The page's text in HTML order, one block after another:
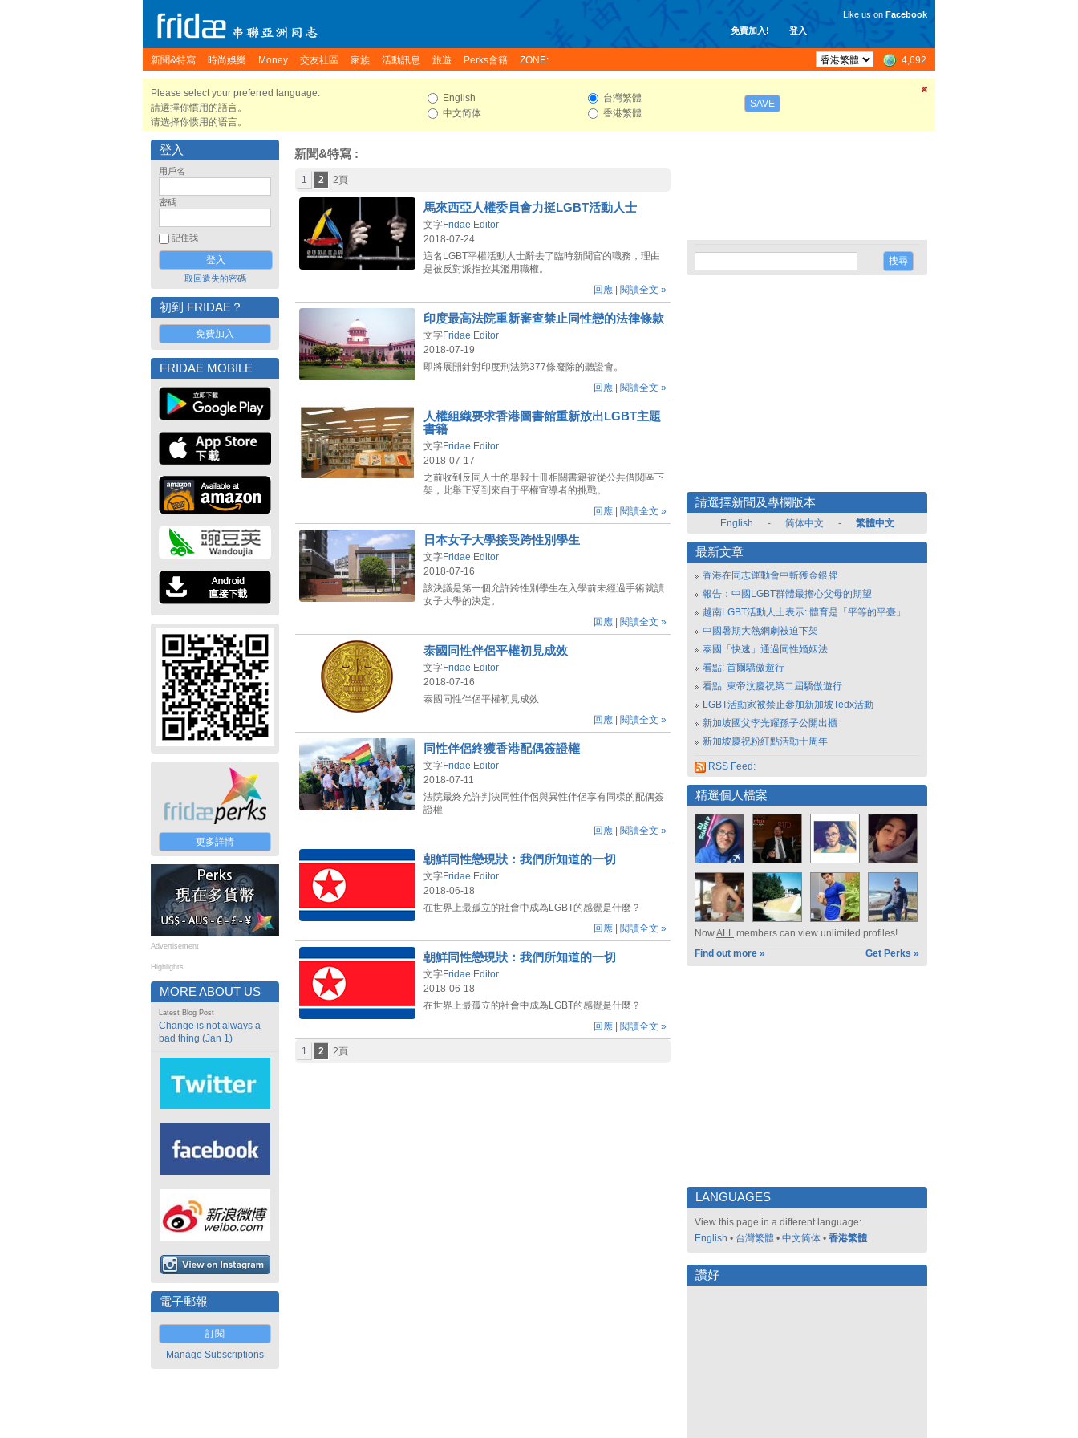
免費加入! 登入
Like us on Facebook
新聞&特寫 時尚娛樂 Money 交友社區 家族 活動訊息 旅遊 Perks會籍 ZONE: 4,692
Please select your preferred language.
請選擇你慣用的語言。
请选择你惯用的语言。
English
中文简体
台灣繁體
香港繁體
SAVE
登入
用戶名
密碼
記住我
取回遺失的密碼
初到 FRIDAE？
免費加入
FRIDAE MOBILE
更多詳情
Advertisement
Highlights
MORE ABOUT US
Latest Blog Post
Change is not always a
bad thing (Jan 1)
電子郵報
訂閱
Manage Subscriptions
新聞&特寫 :
1 2 2頁
馬來西亞人權委員會力挺LGBT活動人士
文字Fridae Editor
2018-07-24
這名LGBT平權活動人士辭去了臨時新聞官的職務，理由
是被反對派指控其濫用職權。
回應
閱讀全文 »
印度最高法院重新審查禁止同性戀的法律條款
文字Fridae Editor
2018-07-19
即將展開針對印度刑法第377條廢除的聽證會。
回應
閱讀全文 »
人權組織要求香港圖書館重新放出LGBT主題
書籍
文字Fridae Editor
2018-07-17
之前收到反同人士的舉報十冊相關書籍被從公共借閱區下
架，此舉正受到來自于平權宣導者的挑戰。
回應
閱讀全文 »
日本女子大學接受跨性別學生
文字Fridae Editor
2018-07-16
該決議是第一個允許跨性別學生在入學前未經過手術就讀
女子大學的決定。
回應
閱讀全文 »
泰國同性伴侶平權初見成效
文字Fridae Editor
2018-07-16
泰國同性伴侶平權初見成效
回應
閱讀全文 »
同性伴侶終獲香港配偶簽證權
文字Fridae Editor
2018-07-11
法院最終允許判決同性伴侶與異性伴侶享有同樣的配偶簽
證權
回應
閱讀全文 »
朝鮮同性戀現狀：我們所知道的一切
文字Fridae Editor
2018-06-18
在世界上最孤立的社會中成為LGBT的感覺是什麼？
回應
閱讀全文 »
朝鮮同性戀現狀：我們所知道的一切
文字Fridae Editor
2018-06-18
在世界上最孤立的社會中成為LGBT的感覺是什麼？
回應
閱讀全文 »
1 2 2頁
請選擇新聞及專欄版本
English - 简体中文 - 繁體中文
最新文章
香港在同志運動會中斬獲金銀牌
報告：中國LGBT群體最擔心父母的期望
越南LGBT活動人士表示: 體育是「平等的平臺」
中國暑期大熱網劇被迫下架
泰國「快速」通過同性婚姻法
看點: 首爾驕傲遊行
看點: 東帝汶慶祝第二屆驕傲遊行
LGBT活動家被禁止參加新加坡Tedx活動
新加坡國父李光耀孫子公開出櫃
新加坡慶祝粉紅點活動十周年
RSS Feed:
精選個人檔案
NowALL members can view unlimited profiles!
Find out more »
Get Perks »
LANGUAGES
View this page in a different language:
English • 台灣繁體 • 中文简体 • 香港繁體
讚好